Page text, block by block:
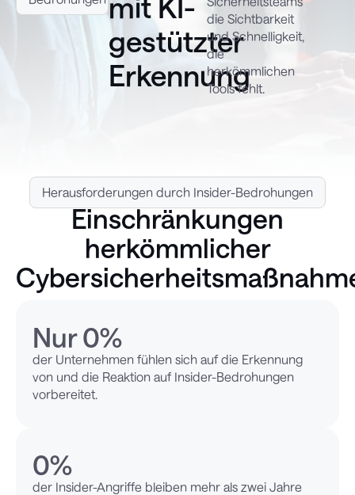
gestützter
Erkennung
die Sichtbarkeit
und Schnelligkeit,
die
herkömmlichen
Tools fehlt.
Herausforderungen durch Insider-Bedrohungen
Einschränkungen
herkömmlicher
der Unternehmen fühlen sich auf die Erkennung
von und die Reaktion auf Insider-Bedrohungen
vorbereitet.
Nur 0%
der Insider-Angriffe bleiben mehr als zwei Jahre
0%